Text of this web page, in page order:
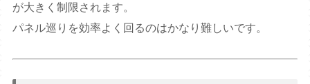
が大きく制限されます。
パネル巡りを効率よく回るのはかなり難しいです。